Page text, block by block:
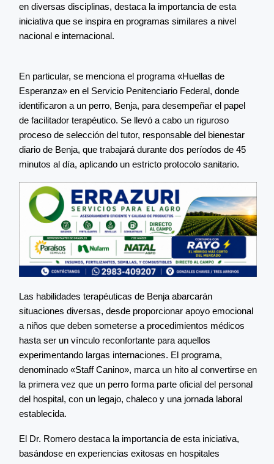
en diversas disciplinas, destaca la importancia de esta
iniciativa que se inspira en programas similares a nivel
nacional e internacional.
En particular, se menciona el programa «Huellas de
Esperanza» en el Servicio Penitenciario Federal, donde
identificaron a un perro, Benja, para desempeñar el papel
de facilitador terapéutico. Se llevó a cabo un riguroso
proceso de selección del tutor, responsable del bienestar
diario de Benja, que trabajará durante dos períodos de 45
minutos al día, aplicando un estricto protocolo sanitario.
Las habilidades terapéuticas de Benja abarcarán
situaciones diversas, desde proporcionar apoyo emocional
a niños que deben someterse a procedimientos médicos
hasta ser un vínculo reconfortante para aquellos
experimentando largas internaciones. El programa,
denominado «Staff Canino», marca un hito al convertirse en
la primera vez que un perro forma parte oficial del personal
del hospital, con un legajo, chaleco y una jornada laboral
establecida.
El Dr. Romero destaca la importancia de esta iniciativa,
basándose en experiencias exitosas en hospitales